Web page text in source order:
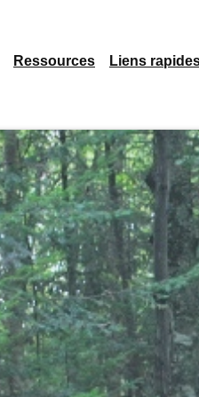
Ressources Liens